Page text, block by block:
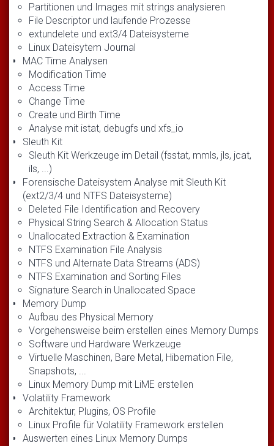
Partitionen und Images mit strings analysieren
File Descriptor und laufende Prozesse
extundelete und ext3/4 Dateisysteme
Linux Dateisytem Journal
MAC Time Analysen
Modification Time
Access Time
Change Time
Create und Birth Time
Analyse mit istat, debugfs und xfs_io
Sleuth Kit
Sleuth Kit Werkzeuge im Detail (fsstat, mmls, jls, jcat,
ils, ...)
Forensische Dateisystem Analyse mit Sleuth Kit
(ext2/3/4 und NTFS Dateisysteme)
Deleted File Identification and Recovery
Physical String Search & Allocation Status
Unallocated Extraction & Examination
NTFS Examination File Analysis
NTFS und Alternate Data Streams (ADS)
NTFS Examination and Sorting Files
Signature Search in Unallocated Space
Memory Dump
Aufbau des Physical Memory
Vorgehensweise beim erstellen eines Memory Dumps
Software und Hardware Werkzeuge
Virtuelle Maschinen, Bare Metal, Hibernation File,
Snapshots, ...
Linux Memory Dump mit LiME erstellen
Volatility Framework
Architektur, Plugins, OS Profile
Linux Profile für Volatility Framework erstellen
Auswerten eines Linux Memory Dumps